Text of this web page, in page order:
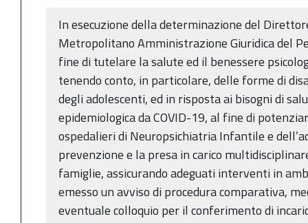
In esecuzione della determinazione del
Metropolitano Amministrazione Giuridica del
fine di tutelare la salute ed il benessere
tenendo conto, in particolare, delle forme di
degli adolescenti, ed in risposta ai bisogni di
epidemiologica da COVID-19, al fine di
ospedalieri di Neuropsichiatria Infantile e
prevenzione e la presa in carico
famiglie, assicurando adeguati interventi in
emesso un avviso di procedura comparativa,
eventuale colloquio per il conferimento di